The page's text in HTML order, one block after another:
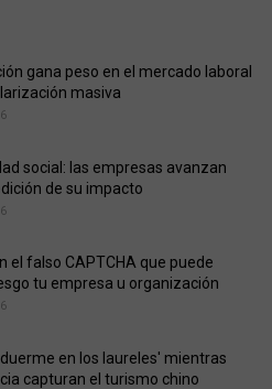
gana peso en el mercado laboral
masiva
social: las empresas avanzan
de su impacto
el falso CAPTCHA que puede
tu empresa u organización
en los laureles' mientras
capturan el turismo chino